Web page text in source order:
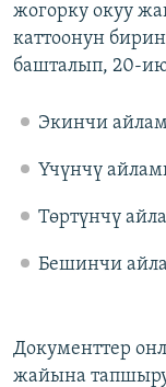
жогорку окуу
каттоонун
башталып, 20-
Экинчи
Үчүнчү
Төртүнчү
Бешинчи
Документтер
жайына